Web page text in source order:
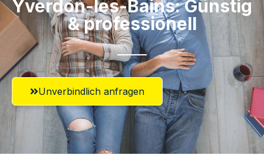
Yverdon-les-Bains: Günstig
& professionell​
Unverbindlich anfragen